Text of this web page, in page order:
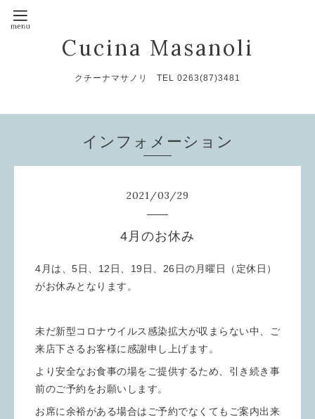
Cucina Masanoli
クチーナマサノリ TEL 0263(87)3481
インフォメーション
2021/03/29
4月のお休み
4月は、5日、12日、19日、26日の月曜日（定休日）
がお休みとなります。
未だ新型コロナウイルス感染拡大が収まらない中、ご
来店下さるお客様に感謝申し上げます。
より安全なお食事の場をご提供するため、引き続き事
前のご予約をお願いします。
お席に余裕がある場合はご予約でなくてもご案内出来